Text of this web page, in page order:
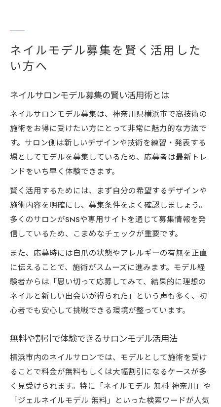
ネイルモデル募集を賢く活用した
い方へ
ネイルサロンモデル募集の賢い活用術とは
ネイルサロンモデル募集は、神奈川県横浜市で高技術の
施術をお得に受けたい方にとって非常に魅力的な方法で
す。サロン側は新しいデザインや技術を練習・発表する
場としてモデルを募集しているため、応募者は最新トレ
ンドをいち早く体験できます。
賢く活用するためには、まず自分の希望するデザインや
施術内容を明確にし、募集条件をよく確認しましょう。
多くのサロンがSNSや専用サイトを通じて募集情報を発
信しているため、こまめなチェックが重要です。
また、応募時には自爪の状態やアレルギーの有無を正直
に伝えることで、施術がスムーズに進みます。モデル経
験者からは「思い切って応募してみて、結果的に理想の
ネイルと新しい出会いが得られた」という声も多く、初
心者でも安心して挑戦できる環境が整っています。
無料や割引で体験できるサロンモデル活用法
横浜市内のネイルサロンでは、モデルとして施術を受け
ることで料金が無料もしくは大幅割引になるケースが多
く見受けられます。特に「ネイルモデル 無料 神奈川」や
「ジェルネイルモデル 無料」といった検索ワードが人気